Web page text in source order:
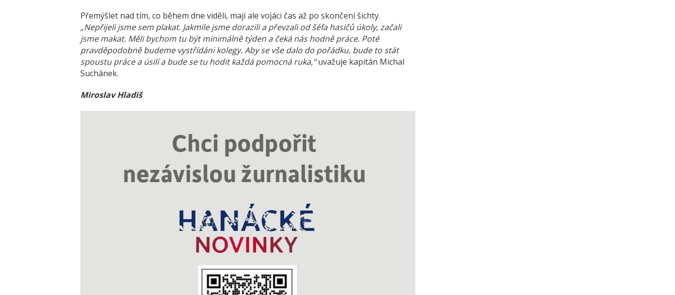
Přemýšlet nad tím, co během dne viděli, mají ale vojáci čas až po skončení šichty.
„Nepřijeli jsme sem plakat. Jakmile jsme dorazili a převzali od šéfa hasičů úkoly, začali
jsme makat. Měli bychom tu být minimálně týden a čeká nás hodně práce. Poté
pravděpodobně budeme vystřídáni kolegy. Aby se vše dalo do pořádku, bude to stát
spoustu práce a úsilí a bude se tu hodit každá pomocná ruka,“uvažuje kapitán Michal
Suchánek.
Miroslav Hladiš